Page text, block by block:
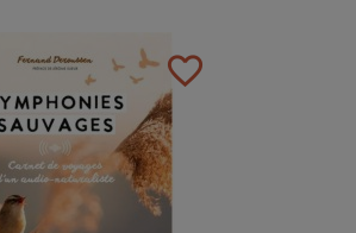
favorite_border